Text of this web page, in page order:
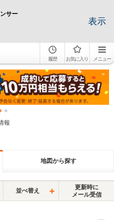
サー
表示
履歴 お気に入り メニュー
報
地図から探す
並べ替え
更新時に
メール受信